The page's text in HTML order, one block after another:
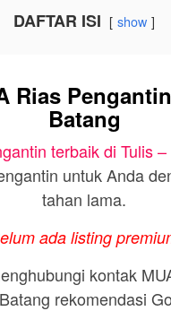
DAFTAR ISI show
Rias
Batang
terbaik di Tulis
untuk Anda
tahan lama.
ada listing
kontak
rekomendasi